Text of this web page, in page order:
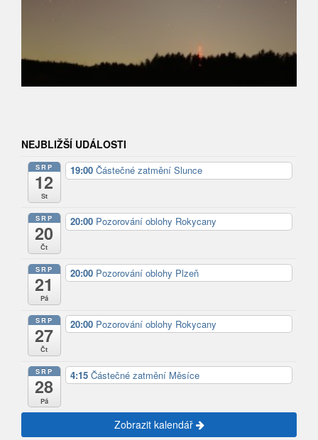
NEJBLIŽŠÍ UDÁLOSTI
SRP
12
St
19:00 Částečné zatmění Slunce
SRP
20
Čt
20:00 Pozorování oblohy Rokycany
SRP
21
Pá
20:00 Pozorování oblohy Plzeň
SRP
27
Čt
20:00 Pozorování oblohy Rokycany
SRP
28
Pá
4:15 Částečné zatmění Měsíce
Zobrazit kalendář